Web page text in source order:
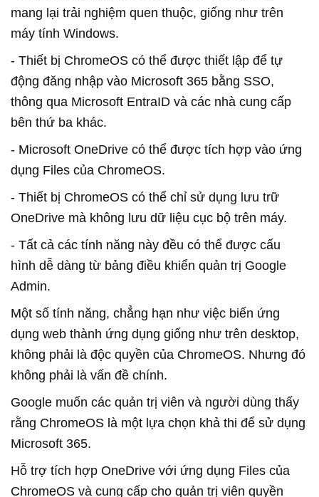
mang lại trải nghiệm quen thuộc, giống như trên
máy tính Windows.
- Thiết bị ChromeOS có thể được thiết lập để tự
động đăng nhập vào Microsoft 365 bằng SSO,
thông qua Microsoft EntraID và các nhà cung cấp
bên thứ ba khác.
- Microsoft OneDrive có thể được tích hợp vào ứng
dụng Files của ChromeOS.
- Thiết bị ChromeOS có thể chỉ sử dụng lưu trữ
OneDrive mà không lưu dữ liệu cục bộ trên máy.
- Tất cả các tính năng này đều có thể được cấu
hình dễ dàng từ bảng điều khiển quản trị Google
Admin.
Một số tính năng, chẳng hạn như việc biến ứng
dụng web thành ứng dụng giống như trên desktop,
không phải là độc quyền của ChromeOS. Nhưng đó
không phải là vấn đề chính.
Google muốn các quản trị viên và người dùng thấy
rằng ChromeOS là một lựa chọn khả thi để sử dụng
Microsoft 365.
Hỗ trợ tích hợp OneDrive với ứng dụng Files của
ChromeOS và cung cấp cho quản trị viên quyền